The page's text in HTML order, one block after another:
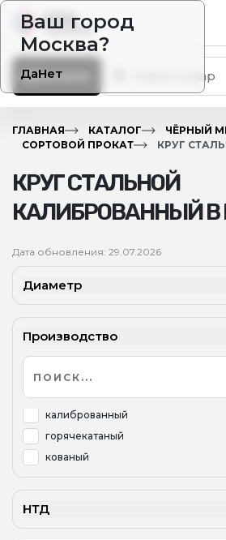
Ваш город
Москва?
ДаНет
Каталог
ГЛАВНАЯ КАТАЛОГ
ЧЁРНЫЙ
СОРТОВОЙ ПРОКАТ
КРУГ
КРУГ СТАЛЬНОЙ
КАЛИБРОВАННЫЙ В
Дата обновления: 29.07.2026
Диаметр
Производство
калиброванный
горячекатаный
кованый
НТД